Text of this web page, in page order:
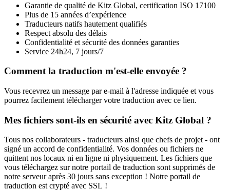
Garantie de qualité de Kitz Global, certification ISO 17100
Plus de 15 années d’expérience
Traducteurs natifs hautement qualifiés
Respect absolu des délais
Confidentialité et sécurité des données garanties
Service 24h24, 7 jours/7
Comment la traduction m'est-elle envoyée ?
Vous recevrez un message par e-mail à l'adresse indiquée et vous
pourrez facilement télécharger votre traduction avec ce lien.
Mes fichiers sont-ils en sécurité avec Kitz Global ?
Tous nos collaborateurs - traducteurs ainsi que chefs de projet - ont
signé un accord de confidentialité. Vos données ou fichiers ne
quittent nos locaux ni en ligne ni physiquement. Les fichiers que
vous téléchargez sur notre portail de traduction sont supprimés de
notre serveur après 30 jours sans exception ! Notre portail de
traduction est crypté avec SSL !